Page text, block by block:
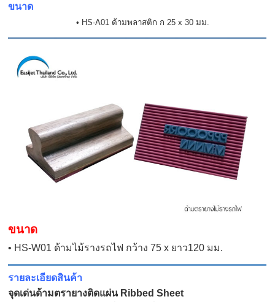
ขนาด
• HS-A01 ด้ามพลาสติก ก 25 x 30 มม.
ขนาด
• HS-W01 ด้ามไม้รางรถไฟ กว้าง 75 x ยาว120 มม.
รายละเอียดสินค้า
จุดเด่นด้ามตรายางติดแผ่น Ribbed Sheet